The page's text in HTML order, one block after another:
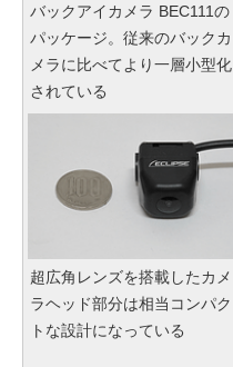
バックアイカメラ BEC111の
パッケージ。従来のバックカ
メラに比べてより一層小型化
されている
超広角レンズを搭載したカメ
ラヘッド部分は相当コンパク
トな設計になっている